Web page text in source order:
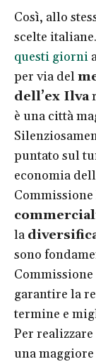
Così, allo
scelte
questi giorni
per via del
dell’ex Ilva
è una città
puntato sul
economia
la
sono
garantire la
termine e
Per
una